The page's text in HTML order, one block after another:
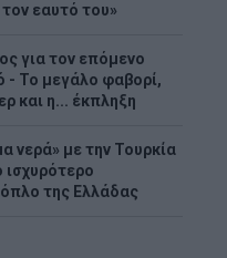
εαυτό του»
για τον επόμενο
Το μεγάλο φαβορί,
και η... έκπληξη
νερά» με την Τουρκία
της Ελλάδας